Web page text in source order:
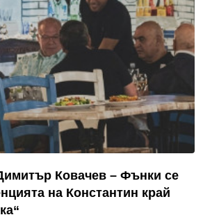
Ковачев – Фънки се
на Константин край